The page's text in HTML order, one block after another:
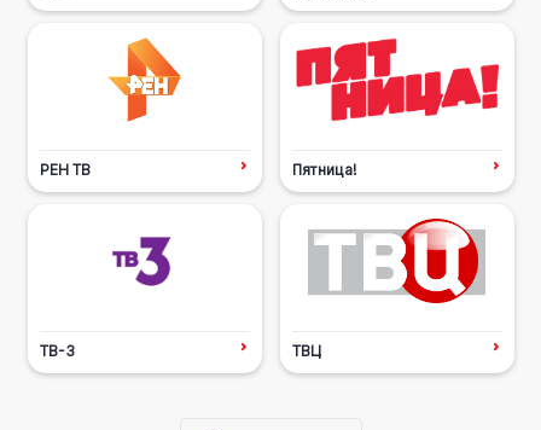
РЕН ТВ Пятница!
ТВ-3 ТВЦ